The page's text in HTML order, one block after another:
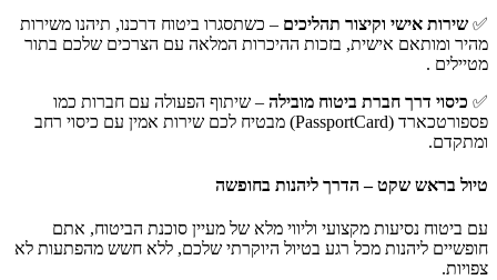
✅ שירות אישי וקיצור תהליכים – כשתסגרו ביטוח דרכנו, תיהנו משירות
מהיר ומותאם אישית, בזכות ההיכרות המלאה עם הצרכים שלכם בתור
מטיילים .
✅ כיסוי דרך חברת ביטוח מובילה – שיתוף הפעולה עם חברות כמו
פספורטכארד (PassportCard) מבטיח לכם שירות אמין עם כיסוי רחב
ומתקדם.
טיול בראש שקט – הדרך ליהנות בחופשה
עם ביטוח נסיעות מקצועי וליווי מלא של מעיין סוכנת הביטוח, אתם
חופשיים ליהנות מכל רגע בטיול היוקרתי שלכם, ללא חשש מהפתעות לא
צפויות.